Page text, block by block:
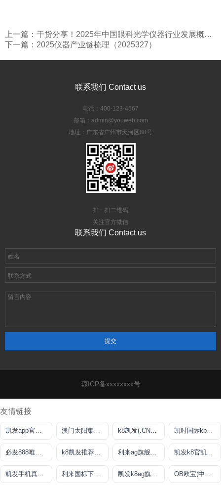
上一篇：干货分享！2025年中国眼科光学仪器行业发展概况及未来投资前景分析报告（智研咨询）
下一篇：2025仪器产业链梳理（2025327）
联系我们 Contact us
电话：400-123-4567
邮箱：admin@youweb.com
地址：广东省广州市天河区88号
扫一扫二维码
关注官方微信
联系我们 Contact us
琼ICP备xxxxxxxx号
友情链接
凯发app官方网站 澳门太阳集团com k8凯发(.CN中国)天生赢家·一触即发 凯时国际kb88平台
必发888唯一官网 k8凯发推荐娱乐真人 利来ag旗舰厅主页 凯发k8官凯发k8官网下载
凯发手机真人百家乐 利来国标下载APP官方网站 凯发k8ag旗舰厅 OB欧宝(中国)官方网站